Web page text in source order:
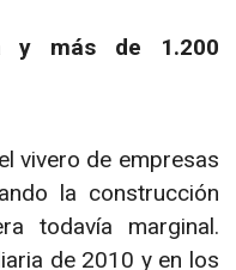
y más de 1.200
vivero de empresas
la construcción
todavía marginal.
de 2010 y en los